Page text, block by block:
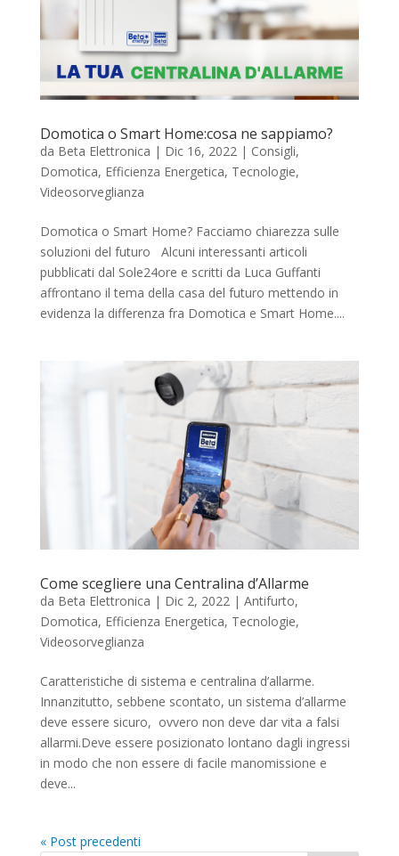
Domotica o Smart Home:cosa ne sappiamo?
da Beta Elettronica | Dic 16, 2022 | Consigli,
Domotica, Efficienza Energetica, Tecnologie,
Videosorveglianza
Domotica o Smart Home? Facciamo chiarezza sulle
soluzioni del futuro Alcuni interessanti articoli
pubblicati dal Sole24ore e scritti da Luca Guffanti
affrontano il tema della casa del futuro mettendo in
evidenza la differenza fra Domotica e Smart Home....
Come scegliere una Centralina d’Allarme
da Beta Elettronica | Dic 2, 2022 | Antifurto,
Domotica, Efficienza Energetica, Tecnologie,
Videosorveglianza
Caratteristiche di sistema e centralina d’allarme.
Innanzitutto, sebbene scontato, un sistema d’allarme
deve essere sicuro, ovvero non deve dar vita a falsi
allarmi.Deve essere posizionato lontano dagli ingressi
in modo che non essere di facile manomissione e
deve...
« Post precedenti